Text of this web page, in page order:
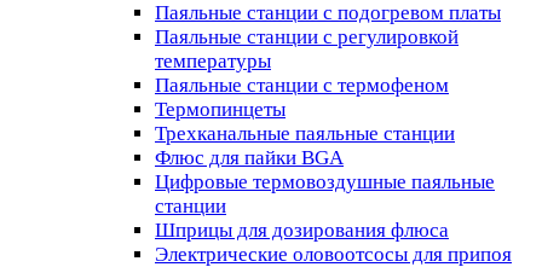
Паяльные станции с подогревом платы
Паяльные станции с регулировкой
температуры
Паяльные станции с термофеном
Термопинцеты
Трехканальные паяльные станции
Флюс для пайки BGA
Цифровые термовоздушные паяльные
станции
Шприцы для дозирования флюса
Электрические оловоотсосы для припоя